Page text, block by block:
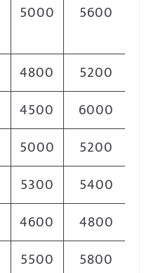
5000 5600
4800 5200
4500 6000
5000 5200
5300 5400
4600 4800
5500 5800